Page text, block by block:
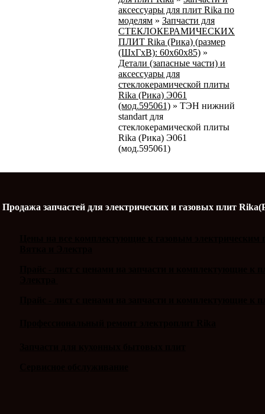
аксессуары для плит Rika по
моделям » Запчасти для
СТЕКЛОКЕРАМИЧЕСКИХ
ПЛИТ Rika (Рика) (размер
(ШхГхВ): 60x60x85) »
Детали (запасные части) и
аксессуары для
стеклокерамической плиты
Rika (Рика) Э061
(мод.595061) » ТЭН нижний
standart для
стеклокерамической плиты
Rika (Рика) Э061
(мод.595061)
Продажа запчастей для электрических и газовых плит